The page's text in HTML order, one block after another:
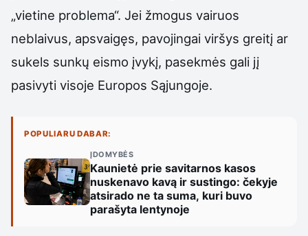
„vietine problema“. Jei žmogus vairuos
neblaivus, apsvaigęs, pavojingai viršys greitį ar
sukels sunkų eismo įvykį, pasekmės gali jį
pasivyti visoje Europos Sąjungoje.
POPULIARU DABAR:
ĮDOMYBĖS
Kaunietė prie savitarnos kasos
nuskenavo kavą ir sustingo: čekyje
atsirado ne ta suma, kuri buvo
parašyta lentynoje